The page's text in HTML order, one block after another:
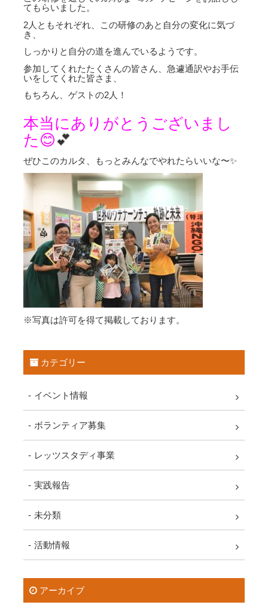
てもらいました。
2人ともそれぞれ、この研修のあと自分の変化に気づ
き、
しっかりと自分の道を進んでいるようです。
参加してくれたたくさんの皆さん、急遽通訳やお手伝
いをしてくれた皆さま、
もちろん、ゲストの2人！
本当にありがとうございまし
た😊💕
ぜひこのカルタ、もっとみんなでやれたらいいな〜✨
※写真は許可を得て掲載しております。
カテゴリー
イベント情報
ボランティア募集
レッツスタディ事業
実践報告
未分類
活動情報
アーカイブ